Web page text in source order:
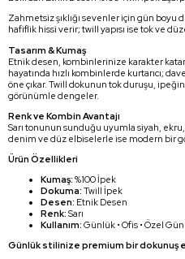
Zahmetsiz şıklığı sevenler için gün
hafiflik hissi verir; twill yapısı ise tok ve
Tasarım & Kumaş
Etnik desen, kombinlerinize karakter
hayatında hızlı kombinlerde kurtarıcı;
öne çıkar. Twill dokunun tok duruşu, ipeğin
görünümle dengeler.
Renk ve Kombin Avantajı
Sarı tonunun sunduğu uyumla siyah,
denim ve düz elbiselerle ise modern bir
Ürün Özellikleri
Kumaş: %100 İpek
Dokuma: Twill İpek
Desen: Etnik Desen
Renk: Sarı
Kullanım: Günlük • Ofis • Özel Gün
Günlük stilinize premium bir dokunuş